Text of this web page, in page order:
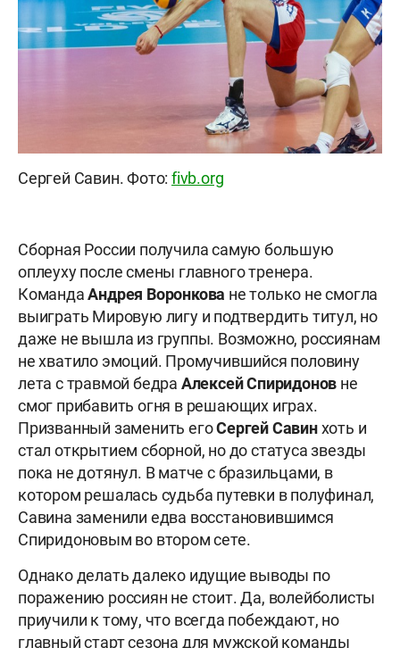
Сергей Савин. Фото: fivb.org
Сборная России получила самую большую
оплеуху после смены главного тренера.
КомандаАндрея Воронкова не только не смогла
выиграть Мировую лигу и подтвердить титул, но
даже не вышла из группы. Возможно, россиянам
не хватило эмоций. Промучившийся половину
лета с травмой бедра Алексей Спиридонов не
смог прибавить огня в решающих играх.
Призванный заменить егоСергей Савинхоть и
стал открытием сборной, но до статуса звезды
пока не дотянул. В матче с бразильцами, в
котором решалась судьба путевки в полуфинал,
Савина заменили едва восстановившимся
Спиридоновым во втором сете.
Однако делать далеко идущие выводы по
поражению россиян не стоит. Да, волейболисты
приучили к тому, что всегда побеждают, но
главный старт сезона для мужской команды